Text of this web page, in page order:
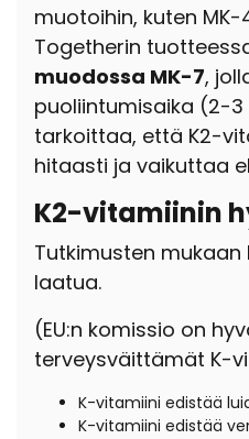
muotoihin, kuten MK-
Togetherin
muodossa MK-7,
puoliintumisaika (2-
tarkoittaa, että K2-
hitaasti ja vaikuttaa
K2-vitamiinin
Tutkimusten
laatua.
(EU:n komissio on
terveysväittämät K-
K-vitamiini edistää
K-vitamiini edistää